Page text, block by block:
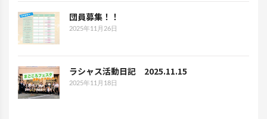
団員募集！！
2025年11月26日
ラシャス活動日記 2025.11.15
2025年11月18日